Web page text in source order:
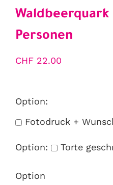
Personen
CHF 22.00
Option:
Fotodruck +
Option: Torte
Option